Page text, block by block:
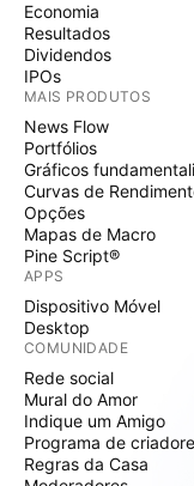
Economia
Resultados
Dividendos
IPOs
MAIS PRODUTOS
News Flow
Portfólios
Gráficos
Curvas de
Opções
Mapas de Macro
Pine Script®
APPS
Dispositivo Móvel
Desktop
COMUNIDADE
Rede social
Mural do Amor
Indique um Amigo
Programa de
Regras da Casa